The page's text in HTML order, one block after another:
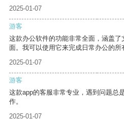
2025-01-07
游客
这款办公软件的功能非常全面，涵盖
面。我可以使用它来完成日常办公的所
2025-01-07
游客
这款app的客服非常专业，遇到问题总
作。
2025-01-07